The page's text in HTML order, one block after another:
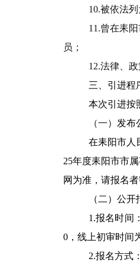
10.被依法列
11.曾在耒
员；
12.法律、政
三、引进程
本次引进按
（一） 发布
在耒阳市人
25年度耒阳市市
网为准，请报名者
（二）公开
1.报名时间：
0 ，线上初审时间
2.报名方式：